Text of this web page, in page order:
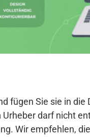
fügen Sie sie in
darf nicht
Wir empfehlen,